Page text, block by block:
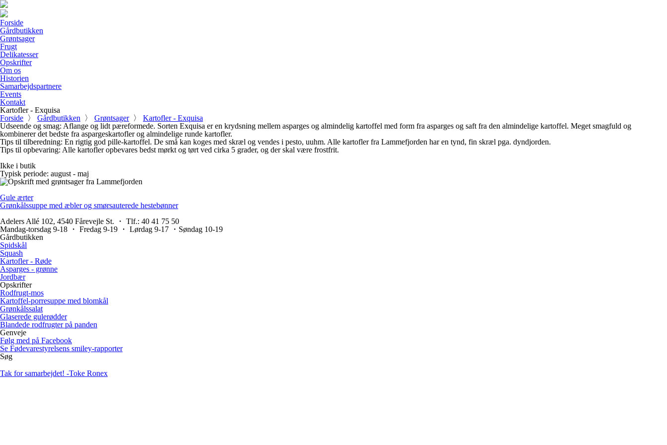
Forside
Gårdbutikken
Grøntsager
Frugt
Delikatesser
Opskrifter
Om os
Historien
Samarbejdspartnere
Events
Kontakt
Kartofler - Exquisa
Forside 〉 Gårdbutikken 〉 Grøntsager〉 Kartofler - Exquisa
Udseende og smag: Aflange og lidt pæreformede. Sorten Exquisa er en krydsning mellem asparges og almindelig kartoffel med form fra asparges og saft fra den almindelige kartoffel. Meget smagfuld og
kombinerer det bedste fra aspargeskartofler og almindelige runde kartofler.
Tips til tilberedning: En rigtig god pille-kartoffel. De små kan koges med skræl og vendes i pesto, uuhm. Alle kartofler fra Lammefjorden har en tynd, fin skræl pga. dyndjorden.
Tips til opbevaring: Alle kartofler opbevares bedst mørkt og tørt ved cirka 5 grader, og der skal være frostfrit.
Ikke i butik
Typisk periode: august - maj
Gule ærter
Grønkålssuppe med æbler og smørsauterede hestebønner
Adelers Allé 102, 4540 Fårevejle St. ・ Tlf.: 40 41 75 50
Mandag-torsdag 9-18 ・ Fredag 9-19 ・ Lørdag 9-17 ・Søndag 10-19
Gårdbutikken
Spidskål
Squash
Kartofler - Røde
Asparges - grønne
Jordbær
Opskrifter
Rodfrugt-mos
Kartoffel-porresuppe med blomkål
Grønkålssalat
Glaserede gulerødder
Blandede rodfrugter på panden
Genveje
Følg med på Facebook
Se Fødevarestyrelsens smiley-rapporter
Søg
Tak for samarbejdet! -Toke Ronex